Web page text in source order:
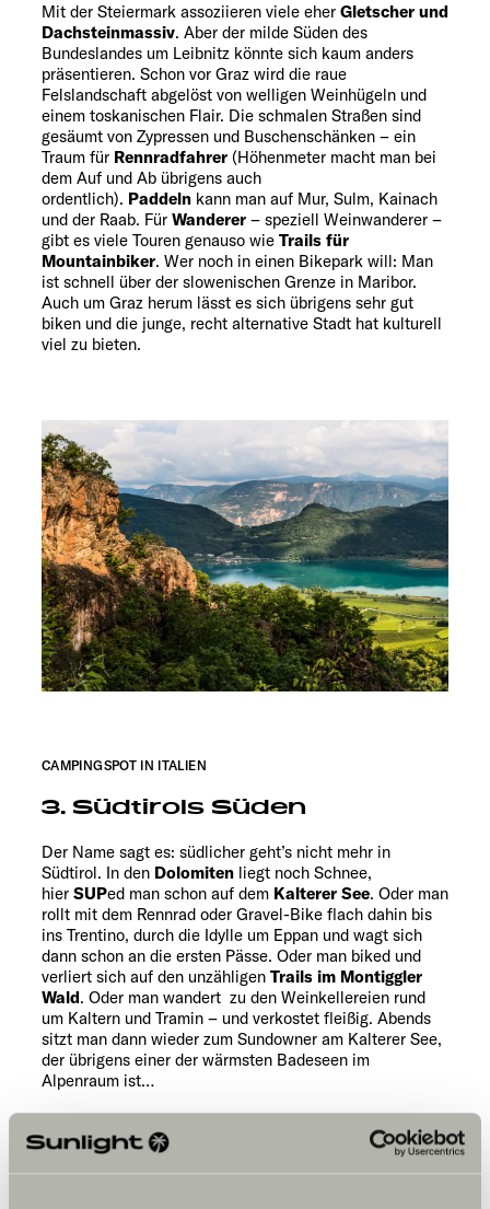
Mit der Steiermark assoziieren viele eher Gletscher und
Dachsteinmassiv. Aber der milde Süden des
Bundeslandes um Leibnitz könnte sich kaum anders
präsentieren. Schon vor Graz wird die raue
Felslandschaft abgelöst von welligen Weinhügeln und
einem toskanischen Flair. Die schmalen Straßen sind
gesäumt von Zypressen und Buschenschänken – ein
Traum für Rennradfahrer (Höhenmeter macht man bei
dem Auf und Ab übrigens auch
ordentlich). Paddeln kann man auf Mur, Sulm, Kainach
und der Raab. Für Wanderer – speziell Weinwanderer –
gibt es viele Touren genauso wie Trails für
Mountainbiker. Wer noch in einen Bikepark will: Man
ist schnell über der slowenischen Grenze in Maribor.
Auch um Graz herum lässt es sich übrigens sehr gut
biken und die junge, recht alternative Stadt hat kulturell
viel zu bieten.
CAMPINGSPOT IN ITALIEN
3. Südtirols Süden
Der Name sagt es: südlicher geht’s nicht mehr in
Südtirol. In den Dolomiten liegt noch Schnee,
hier SUPed man schon auf dem Kalterer See. Oder man
rollt mit dem Rennrad oder Gravel-Bike flach dahin bis
ins Trentino, durch die Idylle um Eppan und wagt sich
dann schon an die ersten Pässe. Oder man biked und
verliert sich auf den unzähligen Trails im Montiggler
Wald. Oder man wandert zu den Weinkellereien rund
um Kaltern und Tramin – und verkostet fleißig. Abends
sitzt man dann wieder zum Sundowner am Kalterer See,
der übrigens einer der wärmsten Badeseen im
Alpenraum ist…